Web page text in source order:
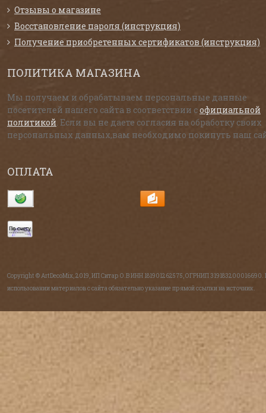
Отзывы о магазине
Восстановление пароля (инструкция)
Получение приобретенных сертификатов (инструкция)
ПОЛИТИКА МАГАЗИНА
Мы получаем и обрабатываем персональные данные
посетителей нашего сайта в соответствии софициальной
политикой . Если вы не даете согласия на обработку своих
персональных данных,вам необходимо покинуть наш
ОПЛАТА
Copyright © ArtDecoMix, 2019, ИП Ситар О.В ИНН 181901262575, ОГРНИП 319183200016690.
использовании материалов с сайта обязательно указание прямой ссылки на источник.